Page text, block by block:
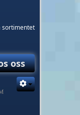
sortimentet
oss